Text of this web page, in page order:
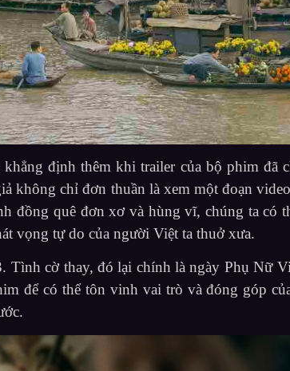
định thêm khi trailer của bộ phim đã
không chỉ đơn thuần là xem một đoạn
đồng quê đơn xơ và hùng vĩ, chúng ta có
vọng tự do của người Việt ta thuở xưa.
cờ thay, đó lại chính là ngày Phụ Nữ
để có thể tôn vinh vai trò và đóng góp